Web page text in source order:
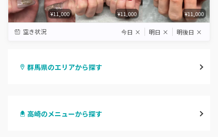
¥11,000 ¥11,000 ¥11,000
空き状況 今日 × 明日 × 明後日 ×
群馬県のエリアから探す
前橋
高崎のメニューから探す